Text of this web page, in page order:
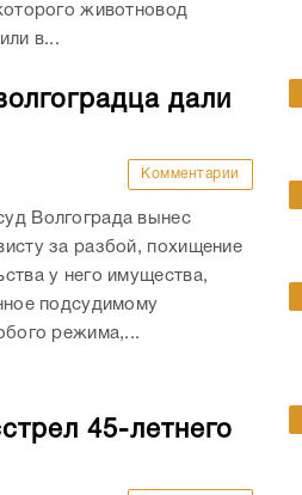
животновод
в...
дали
Комментарии
Волгограда вынес
за разбой, похищение
у него имущества,
подсудимому
режима,...
45-летнего